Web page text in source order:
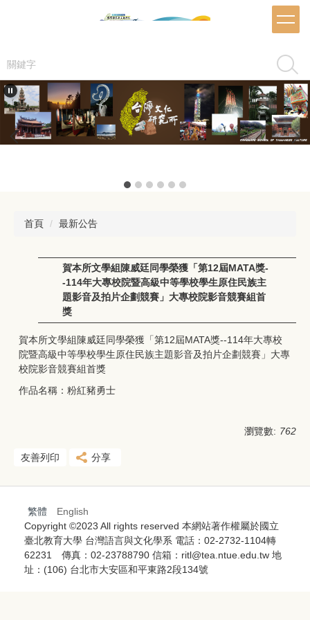
內
容
區
搜尋
首頁 最新公告
賀本所文學組陳威廷同學榮獲「第12屆MATA獎-
-114年大專校院暨高級中等學校學生原住民族主
題影音及拍片企劃競賽」大專校院影音競賽組首
獎
賀本所文學組陳威廷同學榮獲「第12屆MATA獎--114年大專校
院暨高級中等學校學生原住民族主題影音及拍片企劃競賽」大專
校院影音競賽組首獎
作品名稱：粉紅豬勇士
瀏覽數: 762
友善列印 分享
繁體
English
Copyright ©2023 All rights reserved 本網站著作權屬於國立
臺北教育大學 台灣語言與文化學系 電話：02-2732-1104轉
62231 傳真：02-23788790 信箱：ritl@tea.ntue.edu.tw 地
址：(106) 台北市大安區和平東路2段134號